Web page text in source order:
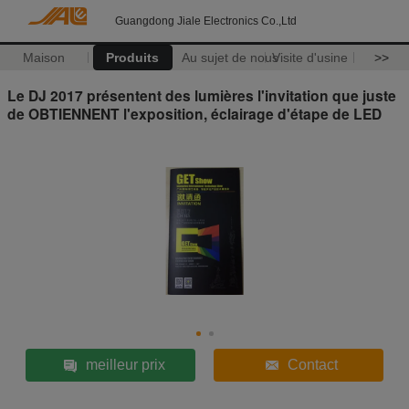
Guangdong Jiale Electronics Co.,Ltd
Maison Produits Au sujet de nousVisite d'usine >>
Le DJ 2017 présentent des lumières l'invitation que juste
de OBTIENNENT l'exposition, éclairage d'étape de LED
meilleur prix Contact